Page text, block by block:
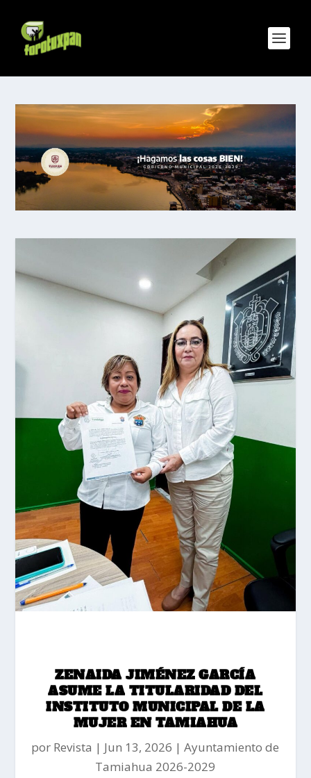
ZENAIDA JIMÉNEZ GARCÍA
ASUME LA TITULARIDAD DEL
INSTITUTO MUNICIPAL DE LA
MUJER EN TAMIAHUA
por Revista | Jun 13, 2026 |Ayuntamiento de
Tamiahua 2026-2029